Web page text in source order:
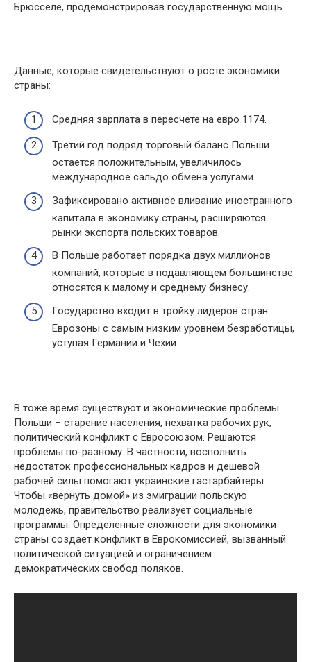
Брюсселе, продемонстрировав государственную мощь.
Данные, которые свидетельствуют о росте экономики
страны:
Средняя зарплата в пересчете на евро 1174.
Третий год подряд торговый баланс Польши
остается положительным, увеличилось
международное сальдо обмена услугами.
Зафиксировано активное вливание иностранного
капитала в экономику страны, расширяются
рынки экспорта польских товаров.
В Польше работает порядка двух миллионов
компаний, которые в подавляющем большинстве
относятся к малому и среднему бизнесу.
Государство входит в тройку лидеров стран
Еврозоны с самым низким уровнем безработицы,
уступая Германии и Чехии.
В тоже время существуют и экономические проблемы
Польши – старение населения, нехватка рабочих рук,
политический конфликт с Евросоюзом. Решаются
проблемы по-разному. В частности, восполнить
недостаток профессиональных кадров и дешевой
рабочей силы помогают украинские гастарбайтеры.
Чтобы «вернуть домой» из эмиграции польскую
молодежь, правительство реализует социальные
программы. Определенные сложности для экономики
страны создает конфликт в Еврокомиссией, вызванный
политической ситуацией и ограничением
демократических свобод поляков.